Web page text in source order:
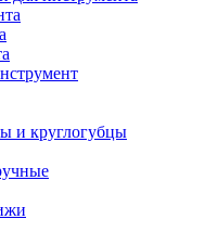
и круглогубцы